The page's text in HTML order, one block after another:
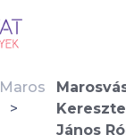
Maros
János